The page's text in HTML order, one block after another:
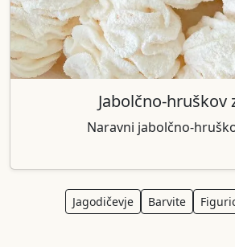
Jabolčno-hruškov
Naravni jabolčno-
Jagodičevje Barvite